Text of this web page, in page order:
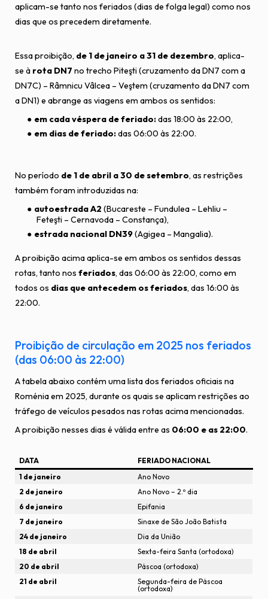
aplicam-se tanto nos feriados (dias de folga legal) como nos
dias que os precedem diretamente.
Essa proibição, de 1 de janeiro a 31 de dezembro, aplica-
se à rota DN7 no trecho Piteşti (cruzamento da DN7 com a
DN7C) – Râmnicu Vâlcea – Veştem (cruzamento da DN7 com
a DN1) e abrange as viagens em ambos os sentidos:
em cada véspera de feriado:das 18:00 às 22:00,
em dias de feriado:das 06:00 às 22:00.
No período de 1 de abril a 30 de setembro, as restrições
também foram introduzidas na:
autoestrada A2 (Bucareste – Fundulea – Lehliu –
Feteşti – Cernavoda – Constança),
estrada nacional DN39(Agigea – Mangalia).
A proibição acima aplica-se em ambos os sentidos dessas
rotas, tanto nos feriados, das 06:00 às 22:00, como em
todos os dias que antecedem os feriados, das 16:00 às
22:00.
Proibição de circulação em 2025 nos feriados
(das 06:00 às 22:00)
A tabela abaixo contém uma lista dos feriados oficiais na
Roménia em 2025, durante os quais se aplicam restrições ao
tráfego de veículos pesados nas rotas acima mencionadas.
A proibição nesses dias é válida entre as 06:00 e as 22:00.
DATA
FERIADO NACIONAL
1 de janeiro
Ano Novo
2 de janeiro
Ano Novo – 2.º dia
6 de janeiro
Epifania
7 de janeiro
Sinaxe de São João Batista
24 de janeiro
Dia da União
18 de abril
Sexta-feira Santa (ortodoxa)
20 de abril
Páscoa (ortodoxa)
21 de abril
Segunda-feira de Páscoa
(ortodoxa)